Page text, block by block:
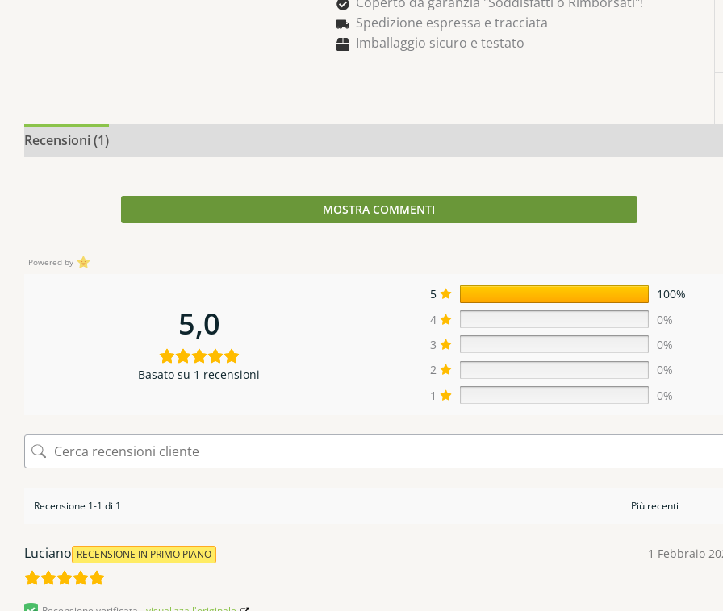
Spedizione espressa e tracciata
Imballaggio sicuro e testato
Recensioni (1)
MOSTRA COMMENTI
Powered by
5,0
Basato su 1 recensioni
5
100%
4
0%
3
0%
2
0%
1
0%
Recensione 1-1 di 1
Luciano RECENSIONE IN PRIMO PIANO 1 Febbraio